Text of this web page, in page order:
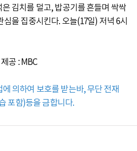
김치를 덜고, 밥공기를 흔들며 싹싹
을 집중시킨다. 오늘(17일) 저녁 6시
공 : MBC
의하여 보호를 받는바, 무단 전재
포함)등을 금합니다.